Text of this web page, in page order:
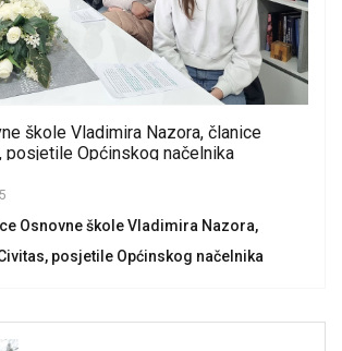
škole Vladimira Nazora, članice
posjetile Općinskog načelnika
Osnovne škole Vladimira Nazora,
posjetile Općinskog načelnika